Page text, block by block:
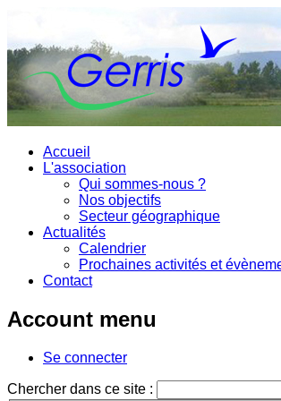
Accueil
L'association
Qui sommes-nous ?
Nos objectifs
Secteur géographique
Actualités
Calendrier
Prochaines activités et
Contact
Account menu
Se connecter
Chercher dans ce site :